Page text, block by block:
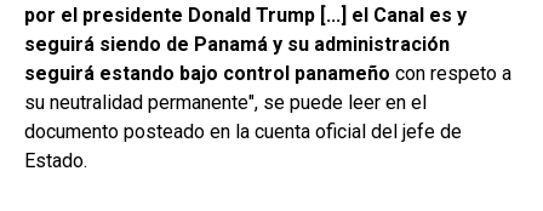
por el presidente Donald Trump [...] el Canal es y
seguirá siendo de Panamá y su administración
seguirá estando bajo control panameño con respeto a
su neutralidad permanente", se puede leer en el
documento posteado en la cuenta oficial del jefe de
Estado.